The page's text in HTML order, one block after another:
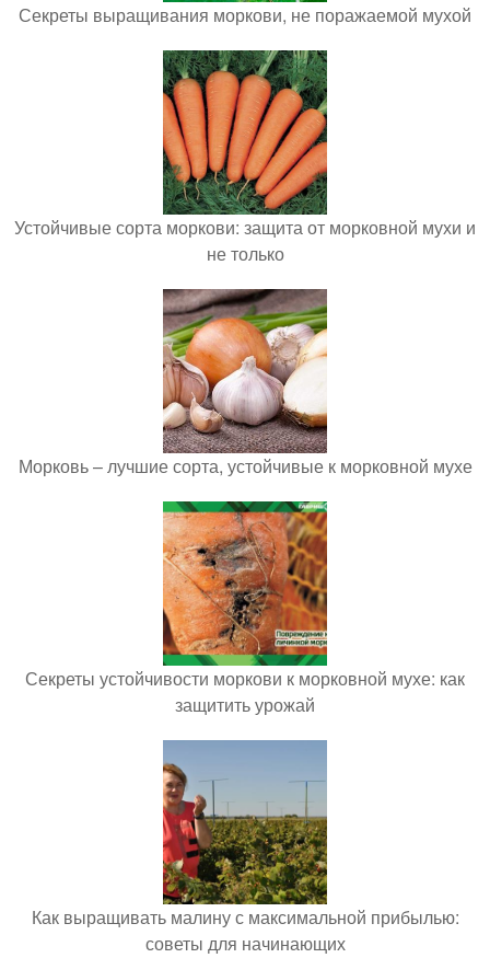
Секреты выращивания моркови, не поражаемой мухой
Устойчивые сорта моркови: защита от морковной мухи и
не только
Морковь – лучшие сорта, устойчивые к морковной мухе
Секреты устойчивости моркови к морковной мухе: как
защитить урожай
Как выращивать малину с максимальной прибылью:
советы для начинающих